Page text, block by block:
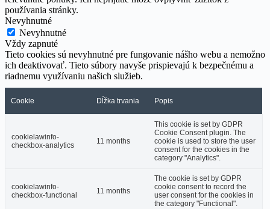
používania stránky.
Nevyhnutné
Nevyhnutné
Vždy zapnuté
Tieto cookies sú nevyhnutné pre fungovanie nášho webu a nemožno
ich deaktivovať. Tieto súbory navyše prispievajú k bezpečnému a
riadnemu využívaniu našich služieb.
Cookie Dĺžka trvania Popis
cookielawinfo-
checkbox-analytics
11 months
This cookie is set by GDPR
Cookie Consent plugin. The
cookie is used to store the user
consent for the cookies in the
category "Analytics".
cookielawinfo-
checkbox-functional
11 months
The cookie is set by GDPR
cookie consent to record the
user consent for the cookies in
the category "Functional".